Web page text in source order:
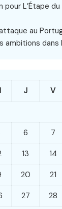
L’Étape
au
ambitions dans
J V
6 7
13 14
20 21
27 28